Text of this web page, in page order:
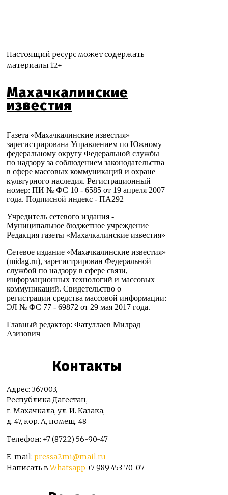
Настоящий ресурс может содержать
материалы 12+
Махачкалинские
известия
Газета «Махачкалинские известия»
зарегистрирована Управлением по Южному
федеральному округу Федеральной службы
по надзору за соблюдением законодательства
в сфере массовых коммуникаций и охране
культурного наследия. Регистрационный
номер: ПИ № ФС 10 - 6585 от 19 апреля 2007
года. Подписной индекс - ПА292
Учредитель сетевого издания -
Муниципальное бюджетное учреждение
Редакция газеты «Махачкалинские известия»
Сетевое издание «Махачкалинские известия»
(midag.ru), зарегистрирован Федеральной
службой по надзору в сфере связи,
информационных технологий и массовых
коммуникаций. Свидетельство о
регистрации средства массовой информации:
ЭЛ № ФС 77 - 69872 от 29 мая 2017 года.
Главный редактор: Фатуллаев Милрад
Азизович
Контакты
Адрес: 367003,
Республика Дагестан,
г. Махачкала, ул. И. Казака,
д. 47, кор. А, помещ. 48
Телефон: +7 (8722) 56-90-47
E-mail: pressa2mi@mail.ru
Написать вWhatsapp +7 989 453-70-07